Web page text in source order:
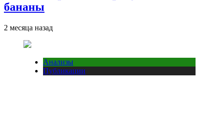
бананы
2 месяца назад
Анализы
Публикации